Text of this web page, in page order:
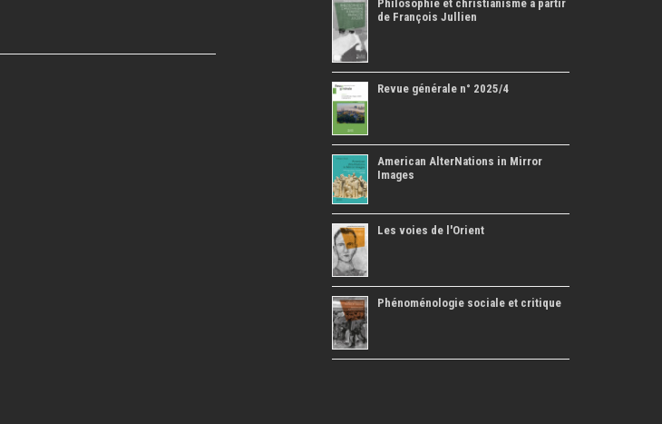
Philosophie et christianisme à partir
de François Jullien
Revue générale n° 2025/4
American AlterNations in Mirror
Images
Les voies de l'Orient
Phénoménologie sociale et critique